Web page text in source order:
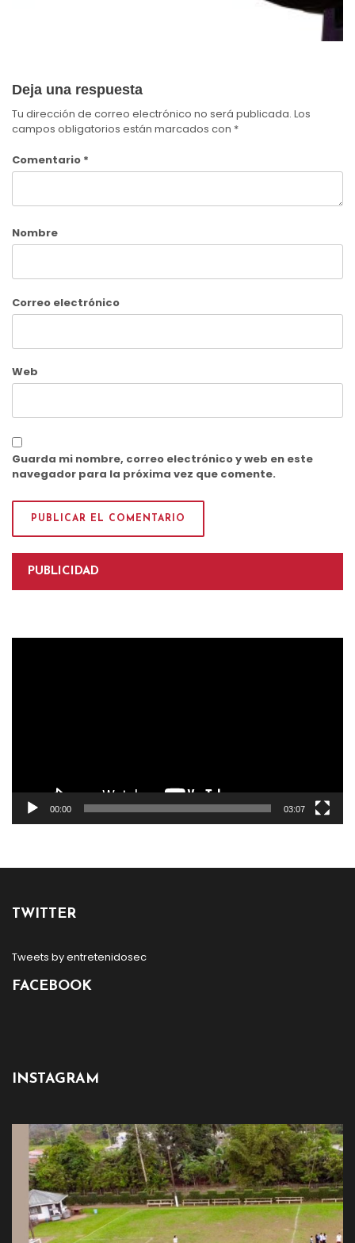
Deja una respuesta
Tu dirección de correo electrónico no será publicada. Los
campos obligatorios están marcados con *
Comentario *
Nombre
Correo electrónico
Web
Guarda mi nombre, correo electrónico y web en este
navegador para la próxima vez que comente.
PUBLICIDAD
00:00 03:07
TWITTER
Tweets by entretenidosec
FACEBOOK
INSTAGRAM